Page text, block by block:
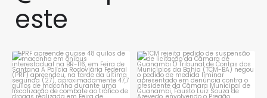
este
PRF apreende quase 48 quilos
de maconha em ônibus...
1 0
TCM rejeita pedido de
suspensão de licitação da...
1 0